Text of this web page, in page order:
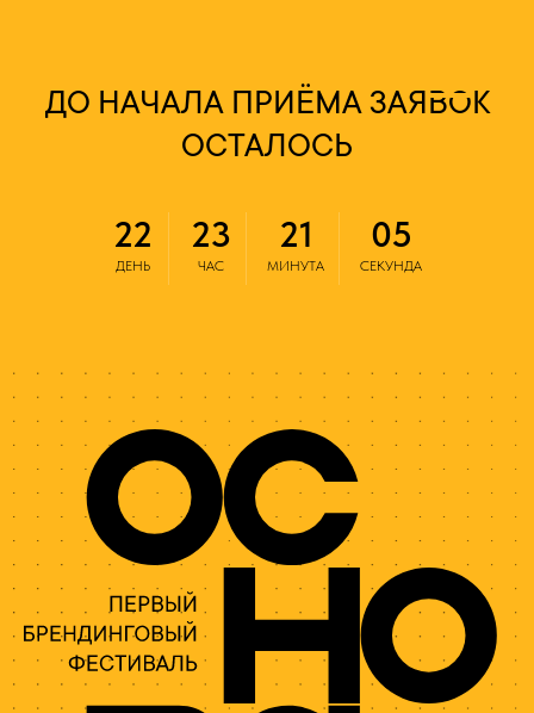
ДО НАЧАЛА ПРИЁМА ЗАЯВОК
ОСТАЛОСЬ
22
ДЕНЬ
23
ЧАС
21
МИНУТА
04
СЕКУНДА